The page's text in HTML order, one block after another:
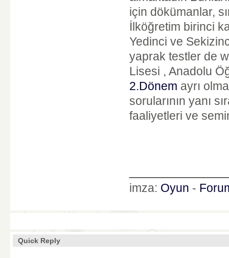
için dökümanlar,
İlköğretim birinci
Yedinci ve
yaprak testler de
Lisesi , Anadolu
2.Dönem ayrı
sorularının yanı
faaliyetleri ve
imza: Oyun -
Quick Reply